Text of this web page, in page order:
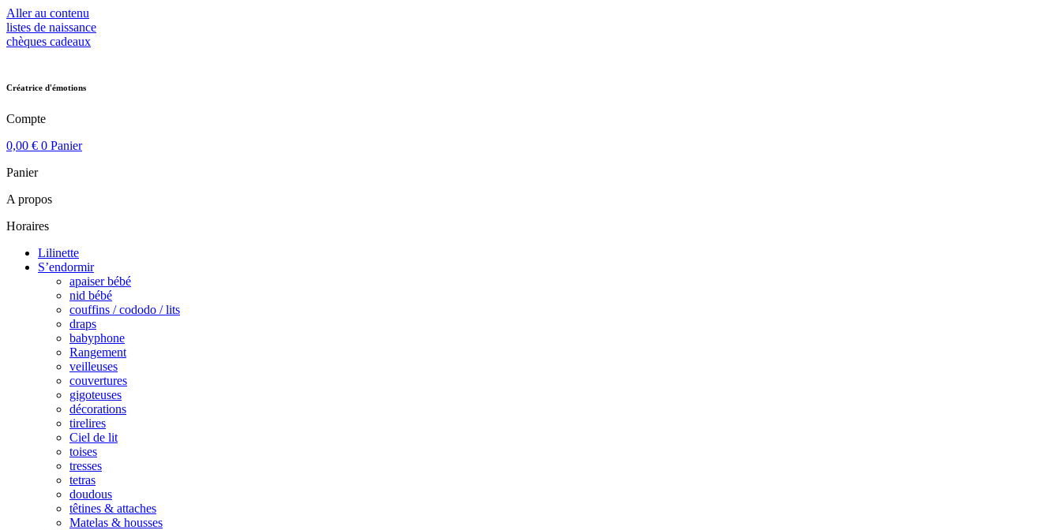
Aller au contenu
listes de naissance
chèques cadeaux
Créatrice d'émotions
Compte
0,00 € 0 Panier
Panier
A propos
Horaires
Lilinette
S’endormir
apaiser bébé
nid bébé
couffins / cododo / lits
draps
babyphone
Rangement
veilleuses
couvertures
gigoteuses
décorations
tirelires
Ciel de lit
toises
tresses
tetras
doudous
têtines & attaches
Matelas & housses